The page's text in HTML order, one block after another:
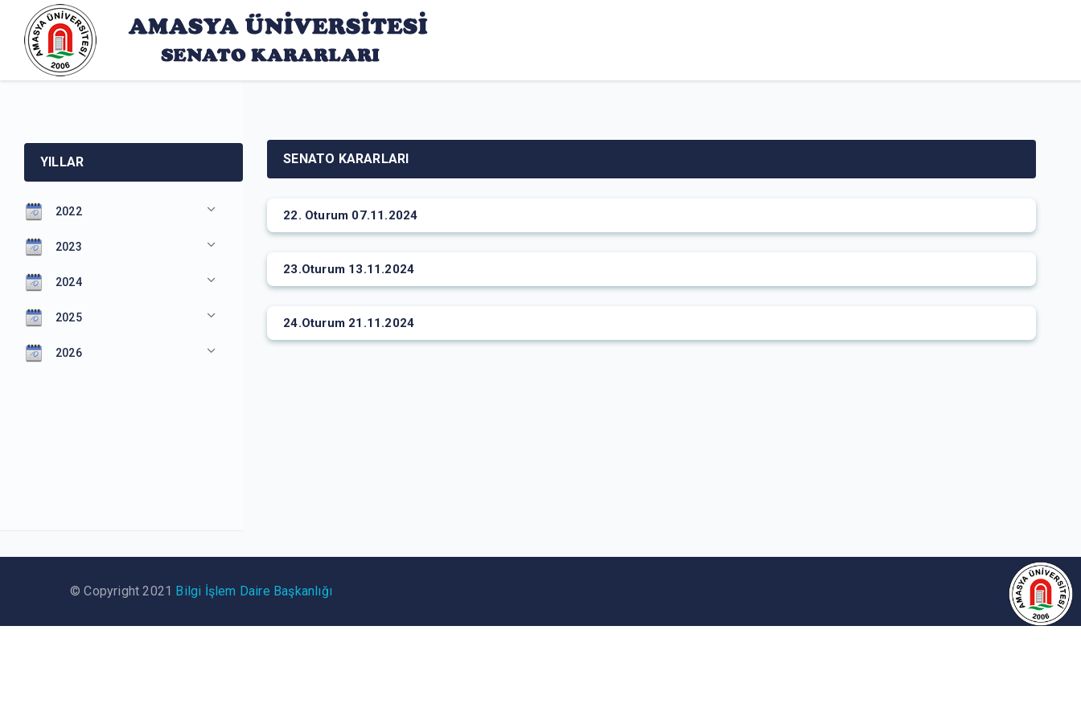
YILLAR
2022
2023
2024
2025
2026
SENATO KARARLARI
22. Oturum 07.11.2024
23.Oturum 13.11.2024
24.Oturum 21.11.2024
© Copyright 2021 Bilgi İşlem Daire Başkanlığı